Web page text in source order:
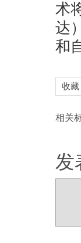
术
达
和
收藏
相关
发